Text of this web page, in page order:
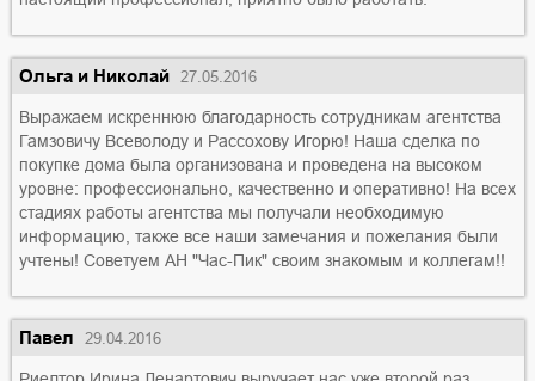
Ольга и Николай 27.05.2016
Выражаем искреннюю благодарность сотрудникам агентства
Гамзовичу Всеволоду и Рассохову Игорю! Наша сделка по
покупке дома была организована и проведена на высоком
уровне: профессионально, качественно и оперативно! На всех
стадиях работы агентства мы получали необходимую
информацию, также все наши замечания и пожелания были
учтены! Советуем АН "Час-Пик" своим знакомым и коллегам!!
Павел 29.04.2016